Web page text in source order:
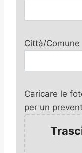
Città/Comune
Caricare le
per un